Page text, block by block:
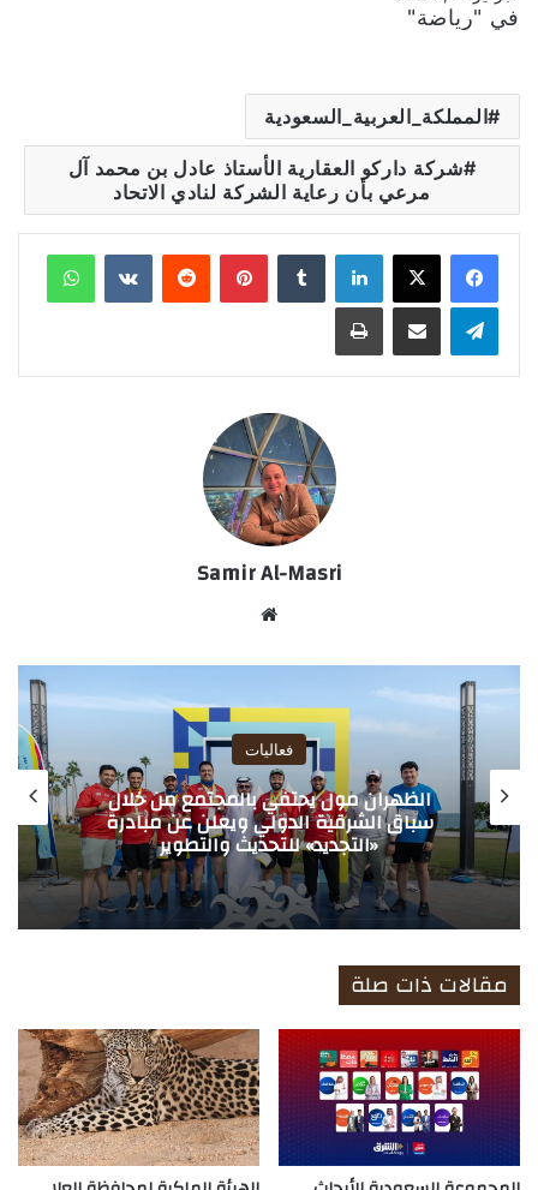
في "رياضة"
المملكة_العربية_السعودية
شركة داركو العقارية الأستاذ عادل بن محمد آل
مرعي بأن رعاية الشركة لنادي الاتحاد
لينكدإن بينتيريست
Samir Al-Masri
الوي
ب
فعاليات
الظهران مول يحتفي بالمجتمع من خلال
سباق الشرقية الدولي ويعلن عن مبادرة
«التجديد» للتحديث والتطوير
مقالات ذات صلة